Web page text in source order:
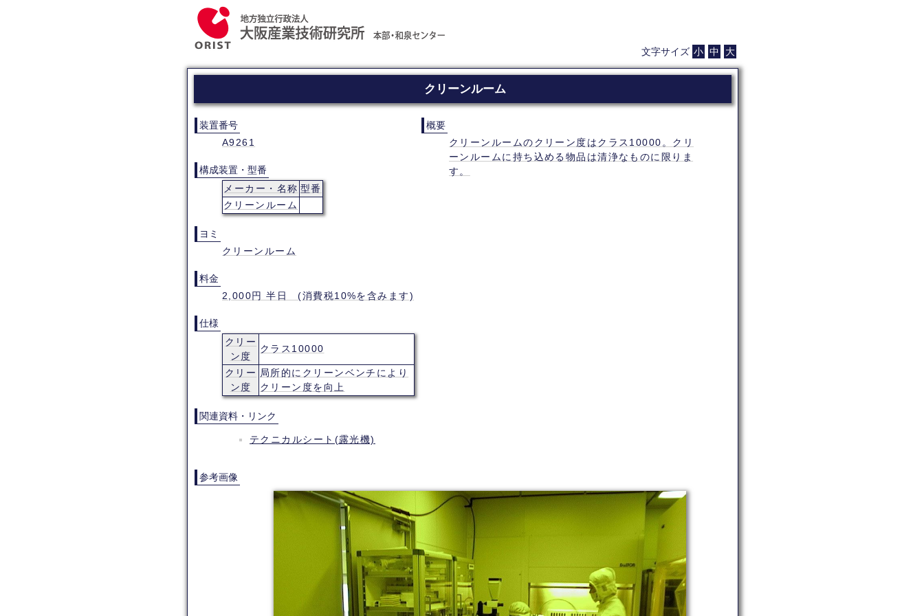
文字サイズ 小 中 大
クリーンルーム
装置番号
A9261
構成装置・型番
メーカー・名称 型番
クリーンルーム
ヨミ
クリーンルーム
料金
2,000円 半日 (消費税10%を含みます)
仕様
クリー
ン度
クラス10000
クリー
ン度
局所的にクリーンベンチにより
クリーン度を向上
関連資料・リンク
テクニカルシート(露光機)
概要
クリーンルームのクリーン度はクラス10000。クリ
ーンルームに持ち込める物品は清浄なものに限りま
す。
参考画像